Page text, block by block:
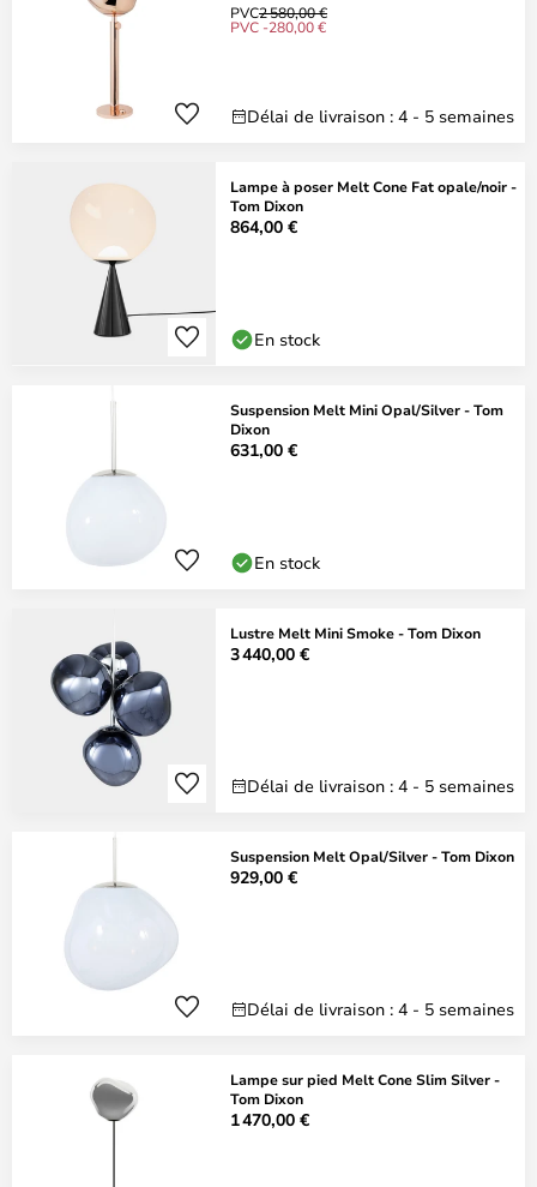
PVC2 580,00 €
PVC -280,00 €
Délai de livraison : 4 - 5 semaines
Lampe à poser Melt Cone Fat opale/noir -
Tom Dixon
864,00 €
En stock
Suspension Melt Mini Opal/Silver - Tom
Dixon
631,00 €
En stock
Lustre Melt Mini Smoke - Tom Dixon
3 440,00 €
Délai de livraison : 4 - 5 semaines
Suspension Melt Opal/Silver - Tom Dixon
929,00 €
Délai de livraison : 4 - 5 semaines
Lampe sur pied Melt Cone Slim Silver -
Tom Dixon
1 470,00 €